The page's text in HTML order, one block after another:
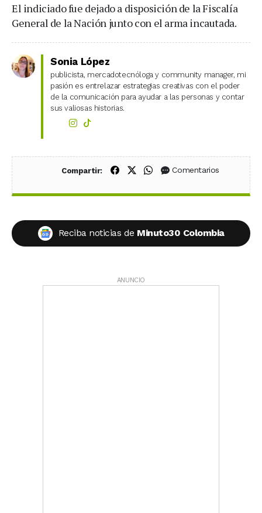
El indiciado fue dejado a disposición de la Fiscalía
General de la Nación junto con el arma incautada.
Sonia López
publicista, mercadotecnóloga y community manager, mi
pasión es entrelazar estrategias creativas con el poder
de la comunicación para ayudar a las personas y contar
sus valiosas historias.
Compartir: Compartir en Facebook
Compartir en X (Twitter)
Compartir en WhatsApp
Comentarios
Reciba noticias de Minuto30 Colombia
ANUNCIO